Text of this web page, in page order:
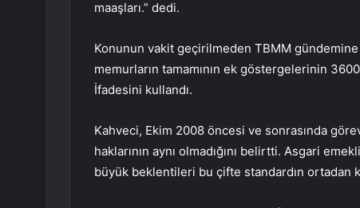
maaşları.” dedi.
Konunun vakit geçirilmeden TBMM
memurların tamamının ek göstergelerinin
İfadesini kullandı.
Kahveci, Ekim 2008 öncesi ve sonrasında
haklarının aynı olmadığını belirtti. Asgari
büyük beklentileri bu çifte standardın ortadan